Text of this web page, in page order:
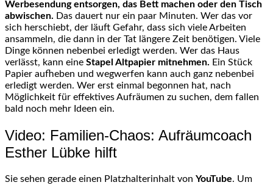
Werbesendung entsorgen, das Bett machen oder den Tisch
abwischen. Das dauert nur ein paar Minuten. Wer das vor
sich herschiebt, der läuft Gefahr, dass sich viele Arbeiten
ansammeln, die dann in der Tat längere Zeit benötigen. Viele
Dinge können nebenbei erledigt werden. Wer das Haus
verlässt, kann eine Stapel Altpapier mitnehmen. Ein Stück
Papier aufheben und wegwerfen kann auch ganz nebenbei
erledigt werden. Wer erst einmal begonnen hat, nach
Möglichkeit für effektives Aufräumen zu suchen, dem fallen
bald noch mehr Ideen ein.
Video: Familien-Chaos: Aufräumcoach
Esther Lübke hilft
Sie sehen gerade einen Platzhalterinhalt von YouTube. Um